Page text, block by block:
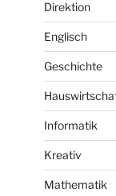
Direktion
Englisch
Geschichte
Informatik
Kreativ
Mathematik